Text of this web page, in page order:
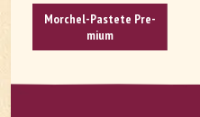
Mor­chel-Pas­te­te Pre­
mi­um